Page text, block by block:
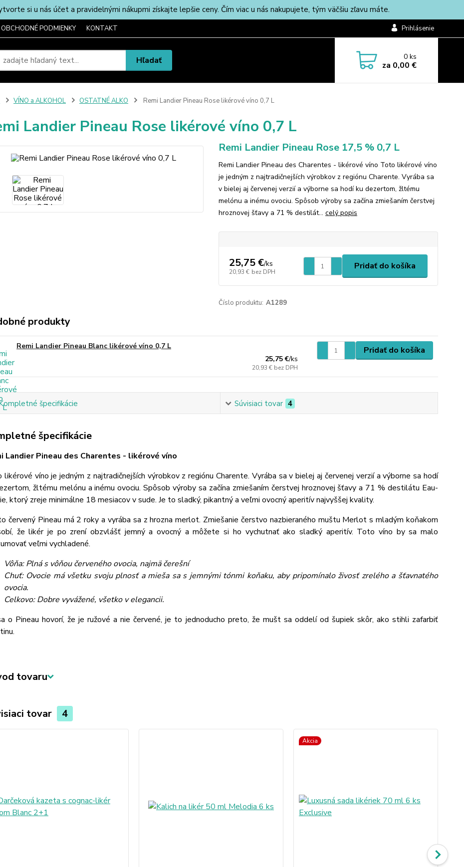
si u nás účet a pravidelnými nákupmi získajte lepšie ceny. Čím viac u nás nakupujete, tým väčšiu zľavu máte.
OBCHODNÉ PODMIENKY KONTAKT Prihlásenie
Hľadať 0ks
za 0,00 €
VÍNO a ALKOHOL OSTATNÉ ALKO Remi Landier Pineau Rose likérové víno 0,7 L
Landier Pineau Rose likérové víno 0,7 L
Remi Landier Pineau Rose 17,5 % 0,7 L
Remi Landier Pineau des Charentes - likérové víno Toto likérové víno
je jedným z najtradičnejších výrobkov z regiónu Charente. Vyrába sa
v bielej aj červenej verzií a výborne sa hodí ku dezertom, žltému
melónu a inému ovociu. Spôsob výroby sa začína zmiešaním čerstvej
hroznovej šťavy a 71 % destilát... celý popis
25,75 €/ks
20,93 € bez DPH
Pridať do košíka
Číslo produktu: A1289
produkty
Remi Landier Pineau Blanc likérové víno 0,7 L
25,75 €/ks
20,93 € bez DPH
Pridať do košíka
špecifikácie Súvisiaci tovar 4
špecifikácie
Landier Pineau des Charentes - likérové víno
likérové víno je jedným z najtradičnejších výrobkov z regiónu Charente. Vyrába sa v bielej aj červenej verzií a výborne sa hodí
žltému melónu a inému ovociu. Spôsob výroby sa začína zmiešaním čerstvej hroznovej šťavy a 71 % destilátu Eau-
ktorý zreje minimálne 18 mesiacov v sude. Je to sladký, pikantný a veľmi ovocný aperitív najvyššej kvality.
červený Pineau má 2 roky a vyrába sa z hrozna merlot. Zmiešanie čerstvo nazbieraného muštu Merlot s mladým koňakom
že likér je po zrení obzvlášť jemný a ovocný a môžete si ho vychutnať ako sladký aperitív. Toto víno by sa malo
veľmi vychladené.
Vôňa: Plná s vôňou červeného ovocia, najmä čerešní
Chuť: Ovocie má všetku svoju plnosť a mieša sa s jemnými tónmi koňaku, aby pripomínalo živosť zrelého a šťavnatého
ovocia.
Celkovo: Dobre vyvážené, všetko v elegancii.
o Pineau hovorí, že je ružové a nie červené, je to jednoducho preto, že mušt sa oddelí od šupiek skôr, ako stihli zafarbiť
tovaru
tovar 4
Akcia